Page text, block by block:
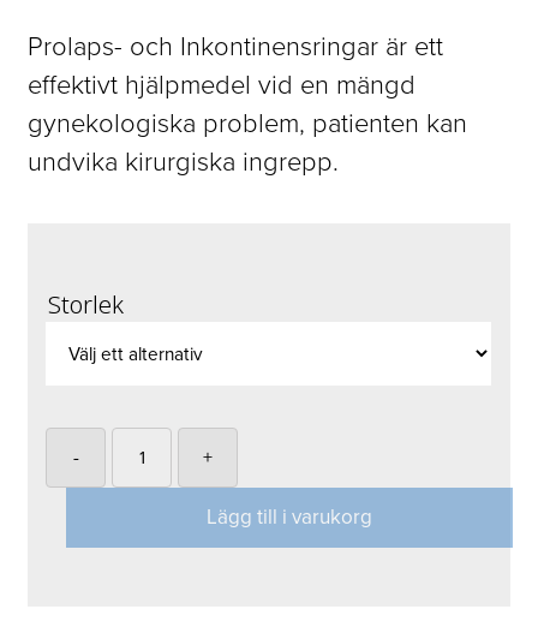
Prolaps- och Inkontinensringar är ett
effektivt hjälpmedel vid en mängd
gynekologiska problem, patienten kan
undvika kirurgiska ingrepp.
Storlek
- +
Lägg till i varukorg